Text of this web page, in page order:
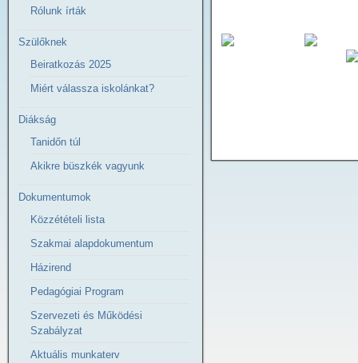
Rólunk írták
Szülőknek
Beiratkozás 2025
Miért válassza iskolánkat?
Diákság
Tanidőn túl
Akikre büszkék vagyunk
Dokumentumok
Közzétételi lista
Szakmai alapdokumentum
Házirend
Pedagógiai Program
Szervezeti és Működési
Szabályzat
Aktuális munkaterv